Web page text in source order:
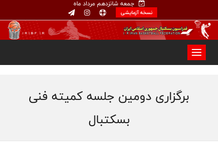
جمعه شانزدهم مرداد ماه
نسخه آزمایشی
برگزاری دومين جلسه كميته فنی
بسکتبال